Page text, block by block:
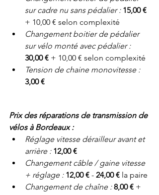
sur cadre nu sans pédalier : 15,00 €
+ 10,00 € selon complexité
Changement boitier de pédalier
sur vélo monté avec pédalier :
30,00 € + 10,00 € selon complexité
Tension de chaine monovitesse :
3,00 €
Prix des réparations de transmission de
vélos à Bordeaux :
Réglage vitesse dérailleur avant et
arrière : 12,00 €
Changement câble / gaine vitesse
+ réglage : 12,00 € - 24,00 € la paire
Changement de chaîne : 8,00 € +